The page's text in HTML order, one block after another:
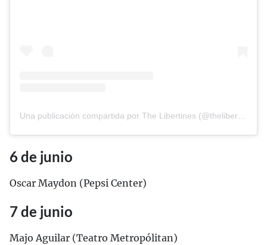
Una publicación compartida por The Libertines (@thelibertines)
6 de junio
Oscar Maydon (Pepsi Center)
7 de junio
Majo Aguilar (Teatro Metropólitan)